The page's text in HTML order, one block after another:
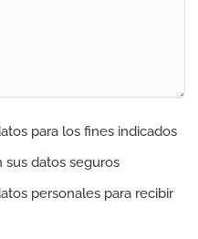
para los fines indicados
sus datos seguros
personales para recibir